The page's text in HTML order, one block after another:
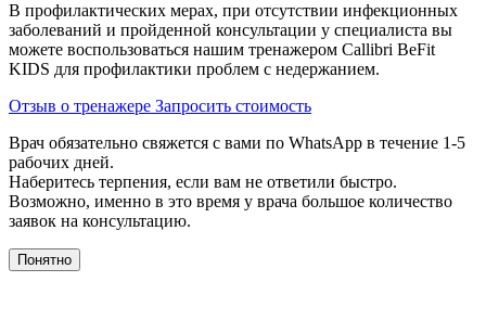
В профилактических мерах, при отсутствии инфекционных
заболеваний и пройденной консультации у специалиста вы
можете воспользоваться нашим тренажером Сallibri BeFit
KIDS для профилактики проблем с недержанием.
Отзыв о тренажере Запросить стоимость
Врач обязательно свяжется с вами по WhatsApp в течение 1-5
рабочих дней.
Наберитесь терпения, если вам не ответили быстро.
Возможно, именно в это время у врача большое количество
заявок на консультацию.
Понятно